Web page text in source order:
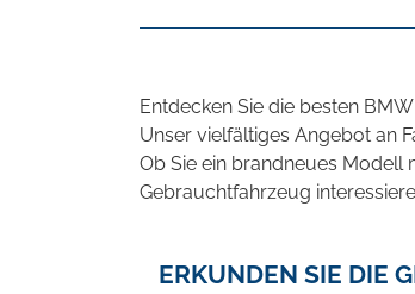
Entdecken Sie die besten
Unser vielfältiges Angebot an
Ob Sie ein brandneues Modell
Gebrauchtfahrzeug
ERKUNDEN SIE DIE